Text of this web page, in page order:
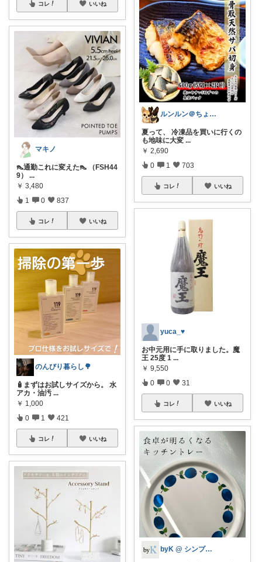
コレ いいね
マキノ
👠通勤これに変えた👠 （FSH44
9） ...
￥ 3,480
1 0 837
コレ いいね
のんびり暮らし🌳
🧴まずはお試しサイズから。 水
アカ・油汚 ...
￥ 1,000
0 1 421
コレ いいね
ルンルン＠ちょいラク暮らし
夏って、 冷凍品を買いに行くの
も地味に大変 ...
￥ 2,690
0 1 703
コレ いいね
yuca_♥
お中元用に手に取りました。魔
王 25度 1 ...
￥ 9,550
0 0 31
コレ いいね
byK @ シンプル好き